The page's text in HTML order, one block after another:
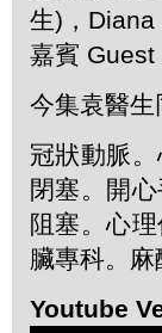
生)，Diana
嘉賓 Guest
今集袁醫
冠狀動脈
閉塞。開
阻塞。心
臟專科。麻
Youtube